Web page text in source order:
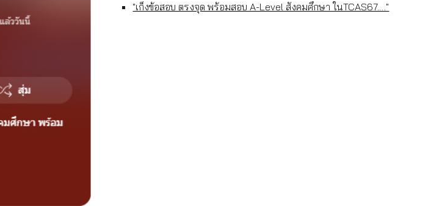
"เก็งข้อสอบ ตรงจุด พร้อมสอบ A-Level สังคมศึกษา ในTCAS67.…"